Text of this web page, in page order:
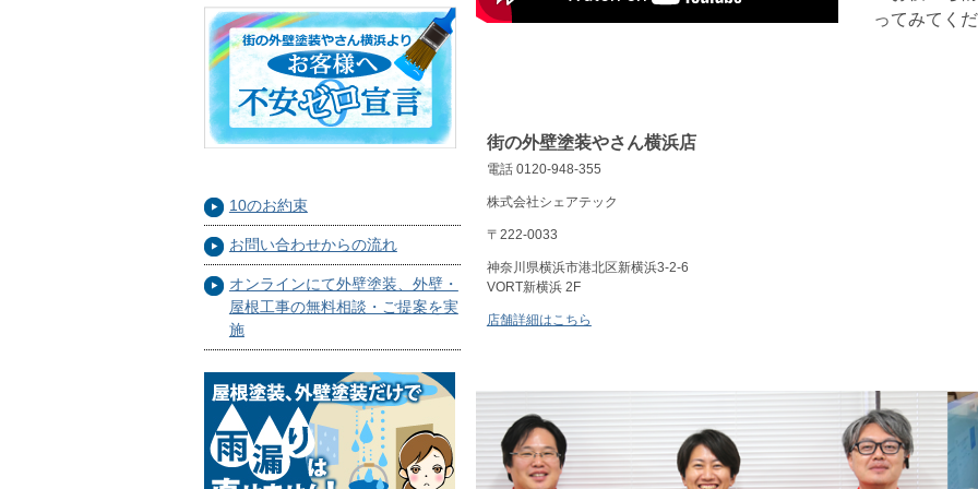
10のお約束
お問い合わせからの流れ
オンラインにて外壁塗装、外壁・
屋根工事の無料相談・ご提案を実
施
ってみてく
街の外壁塗装やさん横浜店
電話 0120-948-355
株式会社シェアテック
〒222-0033
神奈川県横浜市港北区新横浜3-2-6
VORT新横浜 2F
店舗詳細はこちら